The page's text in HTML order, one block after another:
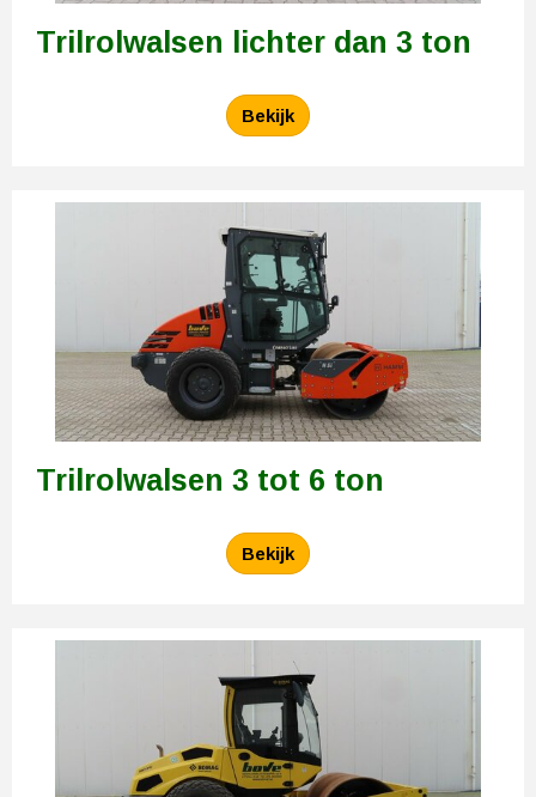
Trilrolwalsen lichter dan 3 ton
Bekijk
Trilrolwalsen 3 tot 6 ton
Bekijk